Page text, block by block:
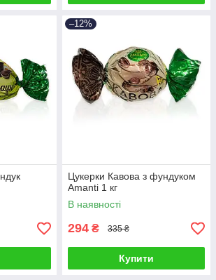
–12%
Цукерки Кавова з фундуком
Amanti 1 кг
В наявності
294 ₴ 335 ₴
Купити